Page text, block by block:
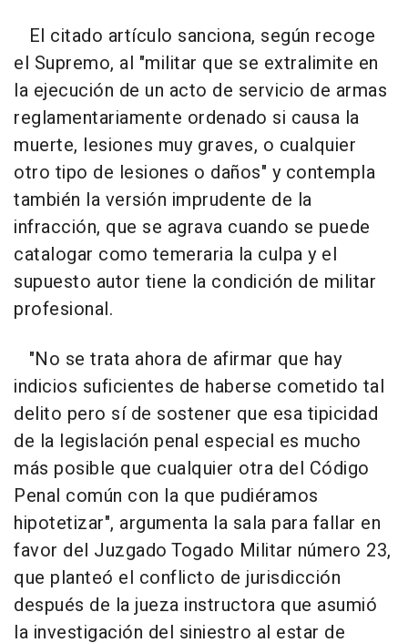
El citado artículo sanciona, según recoge
el Supremo, al "militar que se extralimite en
la ejecución de un acto de servicio de armas
reglamentariamente ordenado si causa la
muerte, lesiones muy graves, o cualquier
otro tipo de lesiones o daños" y contempla
también la versión imprudente de la
infracción, que se agrava cuando se puede
catalogar como temeraria la culpa y el
supuesto autor tiene la condición de militar
profesional.
"No se trata ahora de afirmar que hay
indicios suficientes de haberse cometido tal
delito pero sí de sostener que esa tipicidad
de la legislación penal especial es mucho
más posible que cualquier otra del Código
Penal común con la que pudiéramos
hipotetizar", argumenta la sala para fallar en
favor del Juzgado Togado Militar número 23,
que planteó el conflicto de jurisdicción
después de la jueza instructora que asumió
la investigación del siniestro al estar de